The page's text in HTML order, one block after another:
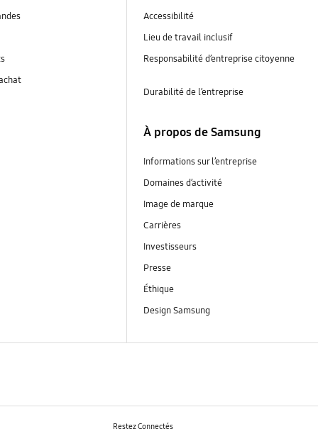
Accessibilité
Lieu de travail inclusif
Responsabilité d’entreprise citoyenne
Durabilité de l’entreprise
À propos de Samsung
Informations sur l’entreprise
Domaines d’activité
Image de marque
Carrières
Investisseurs
Presse
Éthique
Design Samsung
Restez Connectés